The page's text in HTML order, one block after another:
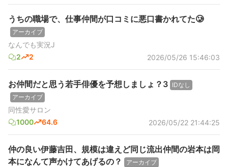
うちの職場で、仕事仲間が口コミに悪口書かれてた🥲
アーカイブ
なんでも実況J
2
2 2026/05/26 15:46:03
お仲間だと思う若手俳優を予想しましょ？3 IDなし
アーカイブ
同性愛サロン
1000
64.6 2026/05/22 21:44:25
仲の良い伊藤吉田、規模は違えど同じ流出仲間の岩本は岡
本になんて声かけてあげるの？
アーカイブ